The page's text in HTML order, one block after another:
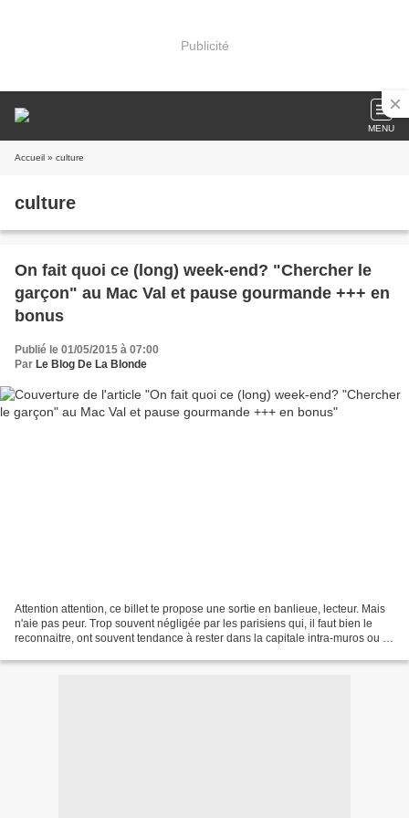
Publicité
MENU
Accueil » culture
culture
On fait quoi ce (long) week-end? "Chercher le
garçon" au Mac Val et pause gourmande +++ en
bonus
Publié le 01/05/2015 à 07:00
Par Le Blog De La Blonde
Attention attention, ce billet te propose une sortie en banlieue, lecteur. Mais
n'aie pas peur. Trop souvent négligée par les parisiens qui, il faut bien le
reconnaitre, ont souvent tendance à rester dans la capitale intra-muros ou à